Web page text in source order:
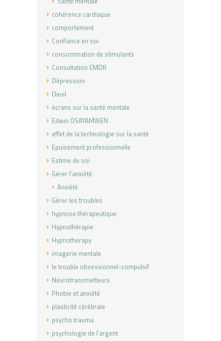
cohérence cardiaque
comportement
Confiance en soi
consommation de stimulants
Consultation EMDR
Dépression
Deuil
écrans sur la santé mentale
Edwin OSAYAMWEN
effet de la technologie sur la santé
Epuisement professionnelle
Estime de soi
Gérer l'anxiété
Anxiété
Gérer les troubles
hypnose thérapeutique
Hypnothérapie
Hypnotherapy
imagerie mentale
le trouble obsessionnel-compulsif
Neurotransmetteurs
Phobie et anxiété
plasticité cérébrale
psycho trauma
psychologie de l'argent